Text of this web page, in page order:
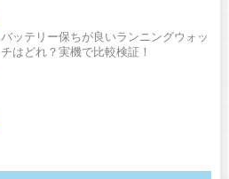
バッテリー保ちが良いランニングウォッ
チはどれ？実機で比較検証！